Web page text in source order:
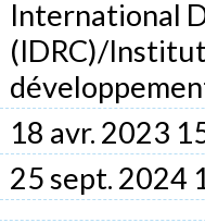
International
(IDRC)/
18 avr. 2023
25 sept. 2024